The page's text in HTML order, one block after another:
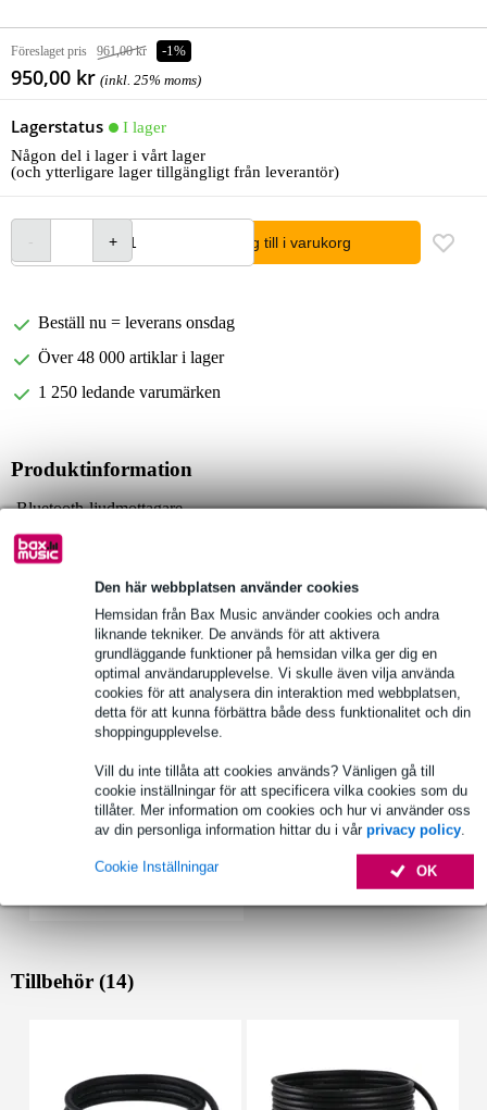
Den här webbplatsen använder cookies
Hemsidan från Bax Music använder cookies och andra
liknande tekniker. De används för att aktivera
grundläggande funktioner på hemsidan vilka ger dig en
optimal användarupplevelse. Vi skulle även vilja använda
cookies för att analysera din interaktion med webbplatsen,
detta för att kunna förbättra både dess funktionalitet och din
shoppingupplevelse.
Vill du inte tillåta att cookies används? Vänligen gå till
cookie inställningar för att specificera vilka cookies som du
tillåter. Mer information om cookies och hur vi använder oss
av din personliga information hittar du i vår privacy policy.
OK
Cookie Inställningar
Föreslaget pris 961,00 kr -1%
950,00 kr (inkl. 25% moms)
Lagerstatus
I lager
Någon del i lager i vårt lager
(och ytterligare lager tillgängligt från leverantör)
lägg till i varukorg
Beställ nu = leverans onsdag
Över 48 000 artiklar i lager
1 250 ledande varumärken
Produktinformation
Bluetooth-ljudmottagare
upprättar en trådlös anslutning mellan smartphones, surfplattor eller
bärbara datorer och ljudsystem
perfekt för mixerbord och aktiva PA-högtalare
Fullständiga specifikationer
Se även (1)
Tillbehör (14)